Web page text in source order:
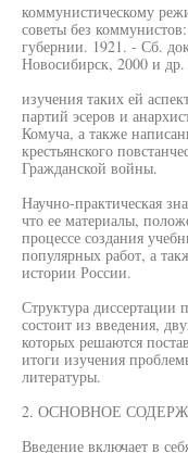
коммунистическому
советы без
губернии. 1921. - Сб.
Новосибирск, 2000 и др.
изучения таких ей
партий эсеров и
Комуча, а также
крестьянского
Гражданской войны.
Научно-практическая
что ее материалы,
процессе создания
популярных работ, а
истории России.
Структура диссертации
состоит из введения,
которых решаются
итоги изучения
литературы.
2. ОСНОВНОЕ
Введение включает в